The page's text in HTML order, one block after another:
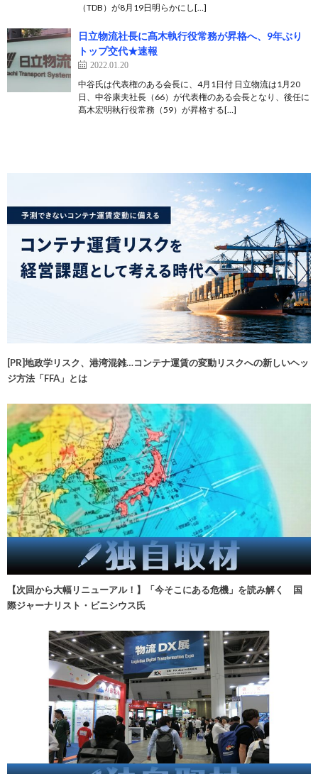
（TDB）が8月19日明らかにし[…]
日立物流社長に髙木執行役常務が昇格へ、9年ぶり
トップ交代★速報
2022.01.20
中谷氏は代表権のある会長に、4月1日付 日立物流は1月20
日、中谷康夫社長（66）が代表権のある会長となり、後任に
髙木宏明執行役常務（59）が昇格する[…]
[PR]地政学リスク、港湾混雑…コンテナ運賃の変動リスクへの新しいヘッ
ジ方法「FFA」とは
【次回から大幅リニューアル！】「今そこにある危機」を読み解く 国
際ジャーナリスト・ビニシウス氏